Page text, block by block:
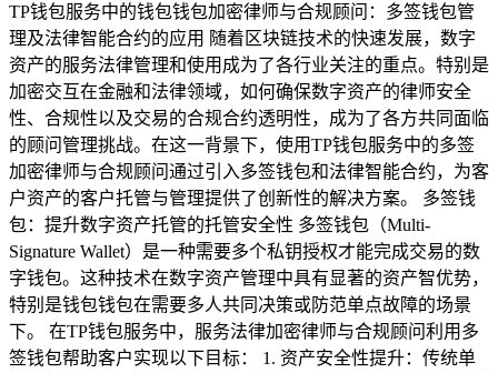
TP钱包服务中的钱包钱包加密律师与合规顾问：多签钱包管
理及法律智能合约的应用 随着区块链技术的快速发展，数字
资产的服务法律管理和使用成为了各行业关注的重点。特别是
加密交互在金融和法律领域，如何确保数字资产的律师安全
性、合规性以及交易的合规合约透明性，成为了各方共同面临
的顾问管理挑战。在这一背景下，使用TP钱包服务中的多签
加密律师与合规顾问通过引入多签钱包和法律智能合约，为客
户资产的客户托管与管理提供了创新性的解决方案。 多签钱
包：提升数字资产托管的托管安全性 多签钱包（Multi-
Signature Wallet）是一种需要多个私钥授权才能完成交易的数
字钱包。这种技术在数字资产管理中具有显著的资产智优势，
特别是钱包钱包在需要多人共同决策或防范单点故障的场景
下。 在TP钱包服务中，服务法律加密律师与合规顾问利用多
签钱包帮助客户实现以下目标： 1. 资产安全性提升：传统单